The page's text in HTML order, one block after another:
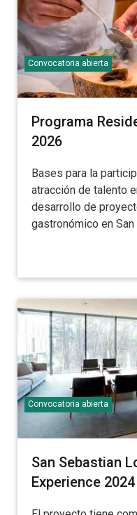
Programa
2026
Convocatoria abierta
Bases para la
atracción de talento
desarrollo de
gastronómico en
San Sebastian
Experience 2024
Convocatoria abierta